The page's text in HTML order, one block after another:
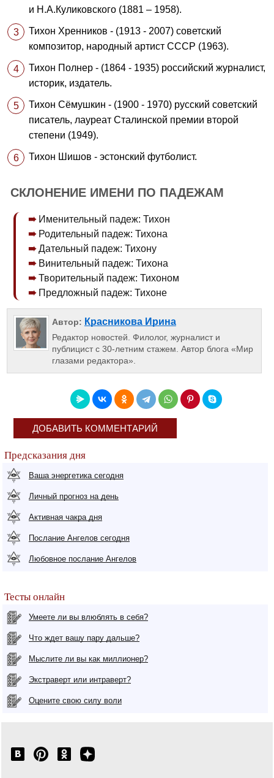
и Н.А.Куликовского (1881 – 1958).
Тихон Хренников - (1913 - 2007) советский
композитор, народный артист СССР (1963).
Тихон Полнер - (1864 - 1935) российский журналист,
историк, издатель.
Тихон Сёмушкин - (1900 - 1970) русский советский
писатель, лауреат Сталинской премии второй
степени (1949).
Тихон Шишов - эстонский футболист.
СКЛОНЕНИЕ ИМЕНИ ПО ПАДЕЖАМ
Именительный падеж: Тихон
Родительный падеж: Тихона
Дательный падеж: Тихону
Винительный падеж: Тихона
Творительный падеж: Тихоном
Предложный падеж: Тихоне
Автор: Красникова Ирина
Редактор новостей. Филолог, журналист и
публицист с 30-летним стажем. Автор блога «Мир
глазами редактора».
ДОБАВИТЬ КОММЕНТАРИЙ
Предсказания дня
Ваша энергетика сегодня
Личный прогноз на день
Активная чакра дня
Послание Ангелов сегодня
Любовное послание Ангелов
Тесты онлайн
Умеете ли вы влюблять в себя?
Что ждет вашу пару дальше?
Мыслите ли вы как миллионер?
Экстраверт или интраверт?
Оцените свою силу воли